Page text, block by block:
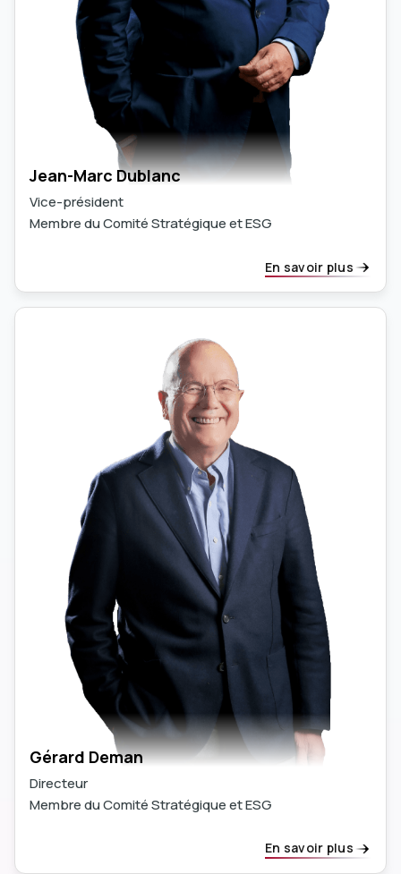
Jean-Marc Dublanc
Vice-président
Membre du Comité Stratégique et ESG
En savoir plus
Gérard Deman
Directeur
Membre du Comité Stratégique et ESG
En savoir plus